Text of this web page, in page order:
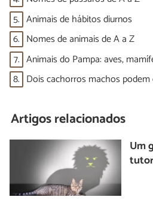
5. Animais de hábitos diurnos
6. Nomes de animais de A a Z
7. Animais do Pampa: aves,
8. Dois cachorros machos podem
Artigos relacionados
Um